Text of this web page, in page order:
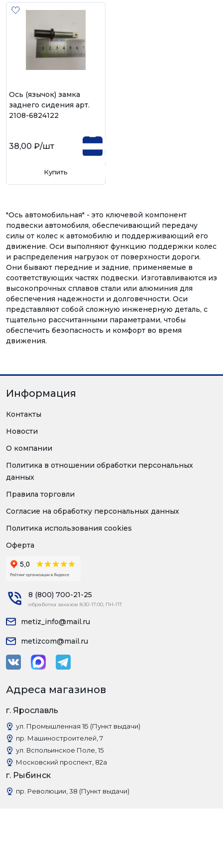
Ось (язычок) замка
заднего сидения арт.
2108-6824122
38,00 ₽/шт
Купить
"Ось автомобильная" - это ключевой компонент
подвески автомобиля, обеспечивающий передачу
силы от колес к автомобилю и поддерживающий его
движение. Оси выполняют функцию поддержки колес
и распределения нагрузок от поверхности дороги.
Они бывают передние и задние, применяемые в
соответствующих частях подвески. Изготавливаются из
высокопрочных сплавов стали или алюминия для
обеспечения надежности и долговечности. Оси
представляют собой сложную инженерную деталь, с
тщательно рассчитанными параметрами, чтобы
обеспечить безопасность и комфорт во время
движения.
Информация
Контакты
Новости
О компании
Политика в отношении обработки персональных
данных
Правила торговли
Согласие на обработку персональных данных
Политика использования cookies
Оферта
8 (800) 700-21-25
обработка заказов 8:30-17:00, ПН-ПТ
metiz_info@mail.ru
metizcom@mail.ru
Адреса магазинов
г. Ярославль
ул. Промышленная 1Б (Пункт выдачи)
пр. Машиностроителей, 7
ул. Вспольинское Поле, 15
Московский проспект, 82а
г. Рыбинск
пр. Революции, 38 (Пункт выдачи)